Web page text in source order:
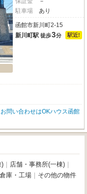
駐車場
あり
函館市新川町2-15
新川町駅 徒歩3分 駅近!
問い合わせはOKハウス函館
) 店舗・事務所(一棟)
倉庫・工場
その他の物件